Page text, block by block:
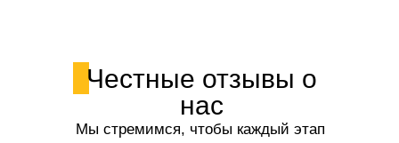
Честные отзывы о
нас
Мы стремимся, чтобы каждый этап